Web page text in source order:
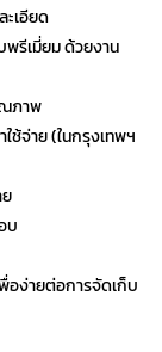
เอียด
รีเมี่ยม ด้วยงาน
ณภาพ
ช้จ่าย (ในกรุงเทพฯ
บ
อง่ายต่อการจัดเก็บ